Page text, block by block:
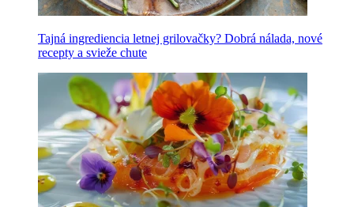
Tajná ingrediencia letnej grilovačky? Dobrá nálada, nové
recepty a svieže chute